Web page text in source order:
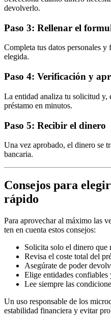
devolverlo.
Paso 3: Rellenar el
Completa tus datos personales
elegida.
Paso 4: Verificación y
La entidad analiza tu solicitud y,
préstamo en minutos.
Paso 5: Recibir el dinero
Una vez aprobado, el dinero se
bancaria.
Consejos para
rápido
Para aprovechar al máximo las
ten en cuenta estos consejos:
Solicita solo el dinero que
Revisa el coste total del
Asegúrate de poder
Elige entidades confiables
Lee siempre las
Un uso responsable de los
estabilidad financiera y evitar